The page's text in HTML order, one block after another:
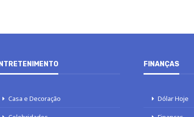
Casa e Decoração
FINANÇAS
Dólar Hoje